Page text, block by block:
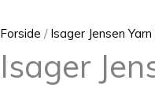
Forside / Isager Jensen
Isager